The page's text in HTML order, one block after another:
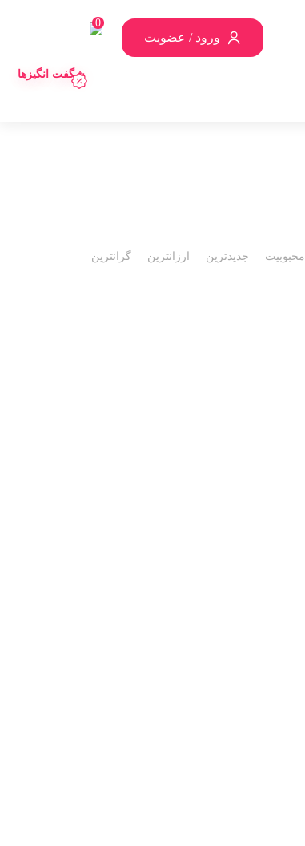
ورود / عضویت
0
شگفت انگیزها
محبوبیت جدیدترین ارزانترین گرانترین